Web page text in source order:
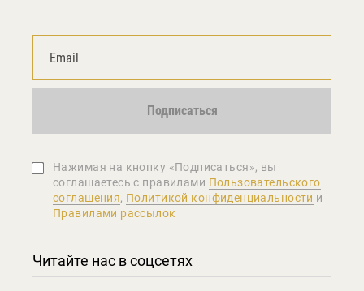
Подписаться
Нажимая на кнопку «Подписаться», вы
соглашаетеcь с правилами Пользовательского
соглашения, Политикой конфиденциальности и
Правилами рассылок
Читайте нас в соцсетях